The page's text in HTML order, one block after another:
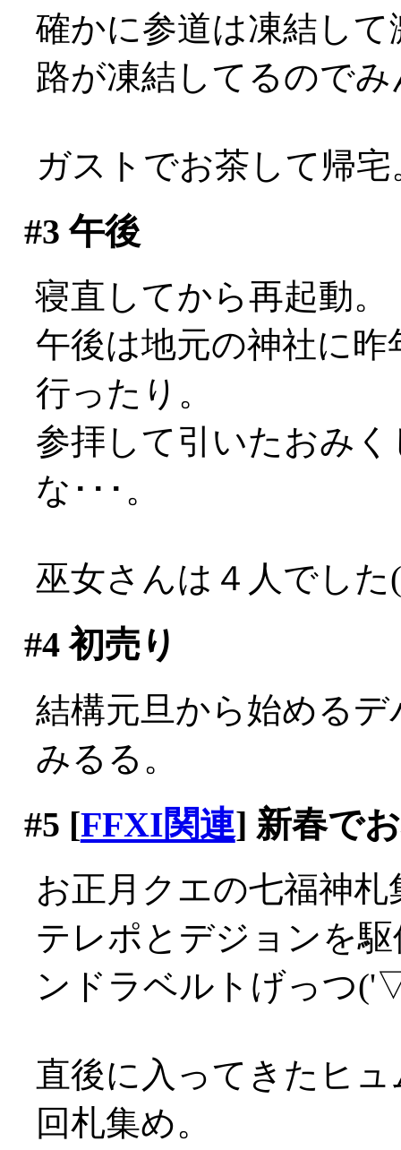
確かに参道は凍結し
路が凍結してるので
ガストでお茶して帰宅
#3 午後
寝直してから再起動。
午後は地元の神社に
行ったり。
参拝して引いたおみ
な･･･。
巫女さんは４人でした
#4初売り
結構元旦から始める
みるる。
#5 [FFXI関連] 新春で
お正月クエの七福神札
テレポとデジョンを
ンドラベルトげっつ
直後に入ってきたヒ
回札集め。